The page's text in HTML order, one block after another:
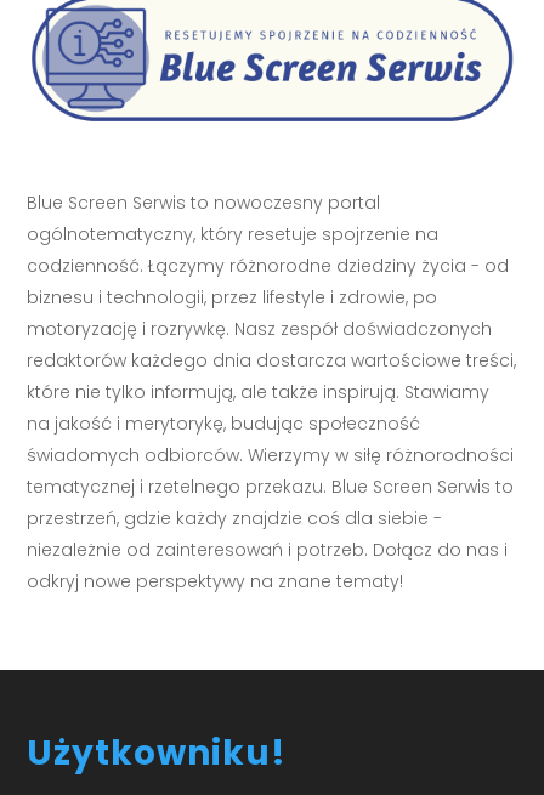
Blue Screen Serwis to nowoczesny portal
ogólnotematyczny, który resetuje spojrzenie na
codzienność. Łączymy różnorodne dziedziny życia - od
biznesu i technologii, przez lifestyle i zdrowie, po
motoryzację i rozrywkę. Nasz zespół doświadczonych
redaktorów każdego dnia dostarcza wartościowe treści,
które nie tylko informują, ale także inspirują. Stawiamy
na jakość i merytorykę, budując społeczność
świadomych odbiorców. Wierzymy w siłę różnorodności
tematycznej i rzetelnego przekazu. Blue Screen Serwis to
przestrzeń, gdzie każdy znajdzie coś dla siebie -
niezależnie od zainteresowań i potrzeb. Dołącz do nas i
odkryj nowe perspektywy na znane tematy!
Użytkowniku!